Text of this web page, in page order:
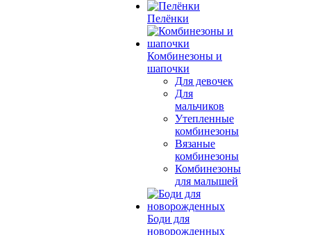
Пелёнки
Комбинезоны и
шапочки
Для девочек
Для
мальчиков
Утепленные
комбинезоны
Вязаные
комбинезоны
Комбинезоны
для малышей
Боди для
новорожденных